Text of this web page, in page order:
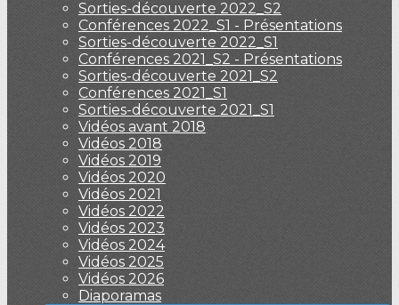
Sorties-découverte 2022_S2
Conférences 2022_S1 - Présentations
Sorties-découverte 2022_S1
Conférences 2021_S2 - Présentations
Sorties-découverte 2021_S2
Conférences 2021_S1
Sorties-découverte 2021_S1
Vidéos avant 2018
Vidéos 2018
Vidéos 2019
Vidéos 2020
Vidéos 2021
Vidéos 2022
Vidéos 2023
Vidéos 2024
Vidéos 2025
Vidéos 2026
Diaporamas